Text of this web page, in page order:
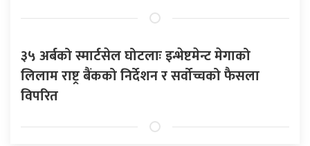
३५ अर्बको स्मार्टसेल घोटलाः इन्भेष्टमेन्ट मेगाको
लिलाम राष्ट्र बैंकको निर्देशन र सर्वोच्चको फैसला
विपरित